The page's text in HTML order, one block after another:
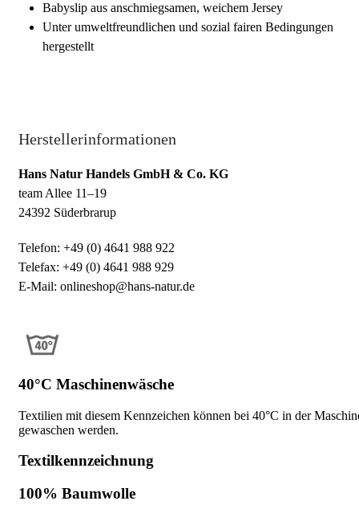
Babyslip aus anschmiegsamen, weichem Jersey
Unter umweltfreundlichen und sozial fairen Bedingungen
hergestellt
Herstellerinformationen
Hans Natur Handels GmbH & Co. KG
team Allee 11–19
24392 Süderbrarup
Telefon: +49 (0) 4641 988 922
Telefax: +49 (0) 4641 988 929
E-Mail: onlineshop@hans-natur.de
40°C Maschinenwäsche
Textilien mit diesem Kennzeichen können bei 40°C in der
gewaschen werden.
Textilkennzeichnung
100% Baumwolle